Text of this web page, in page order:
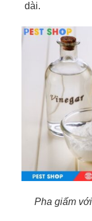
dài.
Pha giấm